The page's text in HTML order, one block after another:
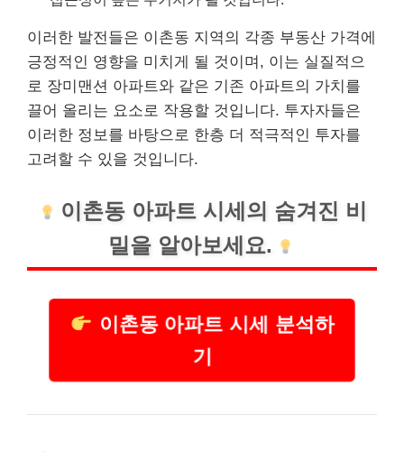
이러한 발전들은 이촌동 지역의 각종 부동산 가격에
긍정적인 영향을 미치게 될 것이며, 이는 실질적으
로 장미맨션 아파트와 같은 기존 아파트의 가치를
끌어 올리는 요소로 작용할 것입니다. 투자자들은
이러한 정보를 바탕으로 한층 더 적극적인 투자를
고려할 수 있을 것입니다.
이촌동 아파트 시세의 숨겨진 비
밀을 알아보세요.
이촌동 아파트 시세 분석하
기